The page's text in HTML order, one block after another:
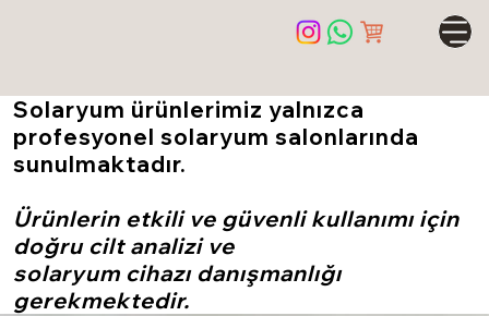
Solaryum ürünlerimiz yalnızca
profesyonel solaryum salonlarında
sunulmaktadır.
Ürünlerin etkili ve güvenli kullanımı için
doğru cilt analizi ve
solaryum cihazı danışmanlığı
gerekmektedir.